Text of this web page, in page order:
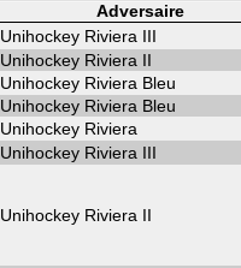
Adversaire
Unihockey Riviera III
Unihockey Riviera II
Unihockey Riviera Bleu
Unihockey Riviera Bleu
Unihockey Riviera
Unihockey Riviera III
Unihockey Riviera II